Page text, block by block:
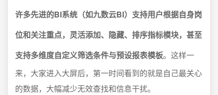
许多先进的BI系统（如九数云BI）支持用户根据自身岗
位和关注重点，灵活添加、隐藏、排序指标模块，甚至
支持多维度自定义筛选条件与预设报表模板。这样一
来，大家进入大屏后，第一时间看到的就是自己最关心
的数据，大幅减少无效查找和信息干扰。